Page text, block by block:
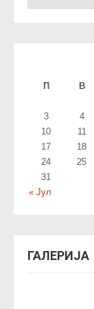
П В
« Јул
3
4
10
11
17
18
24
25
31
ГАЛЕРИЈА